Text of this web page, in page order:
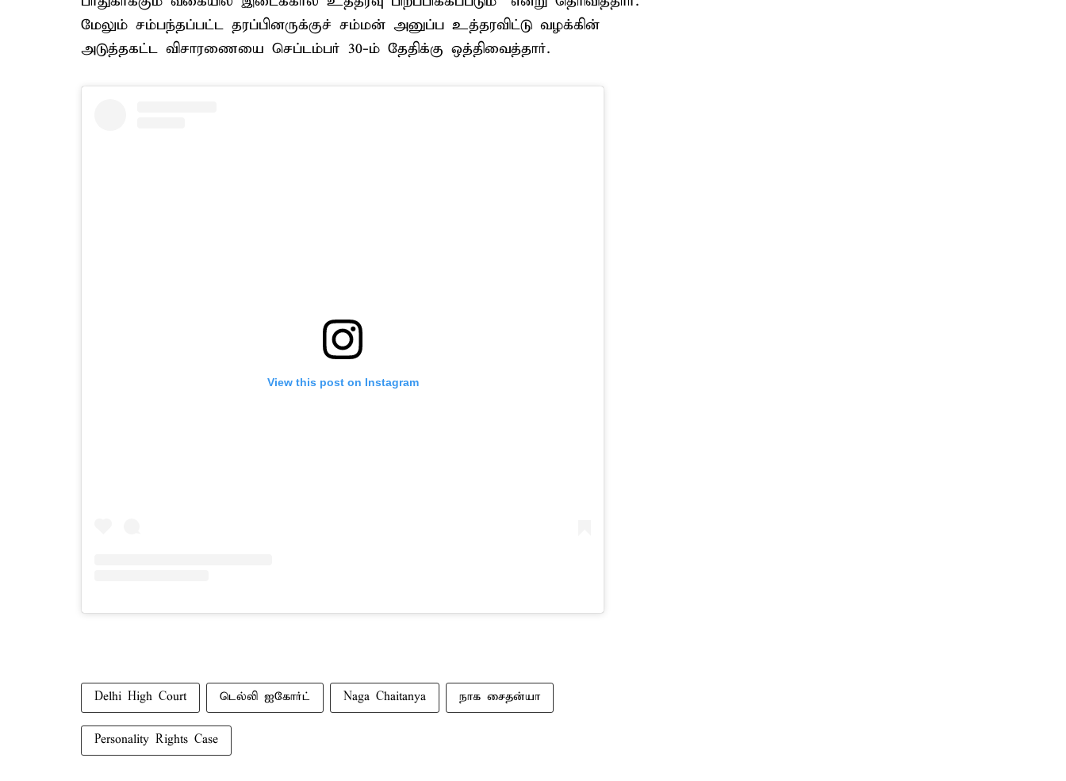
மேலும் சம்பந்தப்பட்ட தரப்பினருக்குச் சம்மன் அனுப்ப உத்தரவிட்டு வழக்கின்
அடுத்தகட்ட விசாரணையை செப்டம்பர் 30-ம் தேதிக்கு ஒத்திவைத்தார்.
View this post on Instagram
Delhi High Court டெல்லி ஐகோர்ட் Naga Chaitanya நாக சைதன்யா
Personality Rights Case